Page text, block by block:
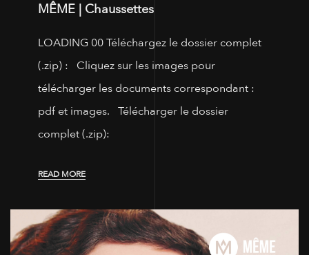
MÊME | Chaussettes
LOADING 00 Téléchargez le dossier complet
(.zip) : Cliquez sur les images pour
télécharger les documents correspondant :
pdf et images. Télécharger le dossier
complet (.zip):
READ MORE